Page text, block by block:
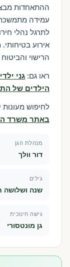
ההתאחדות
עמידה מתמשכת
לתרגל נהלי
אירוע
הרישוי
ראו גם: גני
הילדים של
לחיפוש
באתר משרד
מנהלת הגן
דור וולך
גילים
שנה ושלושה
גישה חינוכית
גן מונטסורי